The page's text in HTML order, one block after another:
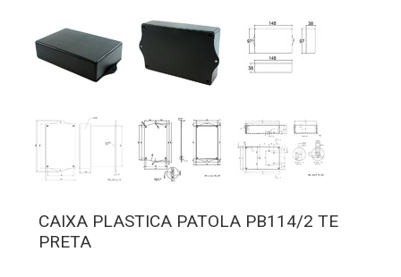
CAIXA PLASTICA PATOLA PB114/2 TE
PRETA